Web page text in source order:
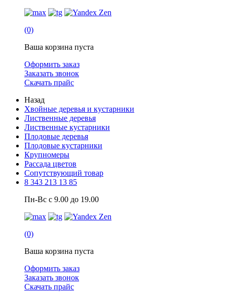
(0)
Ваша корзина пуста
Оформить заказ
Заказать звонок
Скачать прайс
Назад
Хвойные деревья и кустарники
Лиственные деревья
Лиственные кустарники
Плодовые деревья
Плодовые кустарники
Крупномеры
Рассада цветов
Сопутствующий товар
8 343 213 13 85
Пн-Вс с 9.00 до 19.00
(0)
Ваша корзина пуста
Оформить заказ
Заказать звонок
Скачать прайс